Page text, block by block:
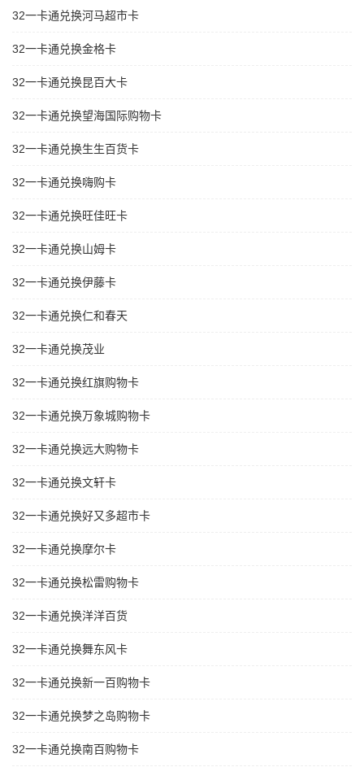
32一卡通兑换河马超市卡
32一卡通兑换金格卡
32一卡通兑换昆百大卡
32一卡通兑换望海国际购物卡
32一卡通兑换生生百货卡
32一卡通兑换嗨购卡
32一卡通兑换旺佳旺卡
32一卡通兑换山姆卡
32一卡通兑换伊藤卡
32一卡通兑换仁和春天
32一卡通兑换茂业
32一卡通兑换红旗购物卡
32一卡通兑换万象城购物卡
32一卡通兑换远大购物卡
32一卡通兑换文轩卡
32一卡通兑换好又多超市卡
32一卡通兑换摩尔卡
32一卡通兑换松雷购物卡
32一卡通兑换洋洋百货
32一卡通兑换舞东风卡
32一卡通兑换新一百购物卡
32一卡通兑换梦之岛购物卡
32一卡通兑换南百购物卡